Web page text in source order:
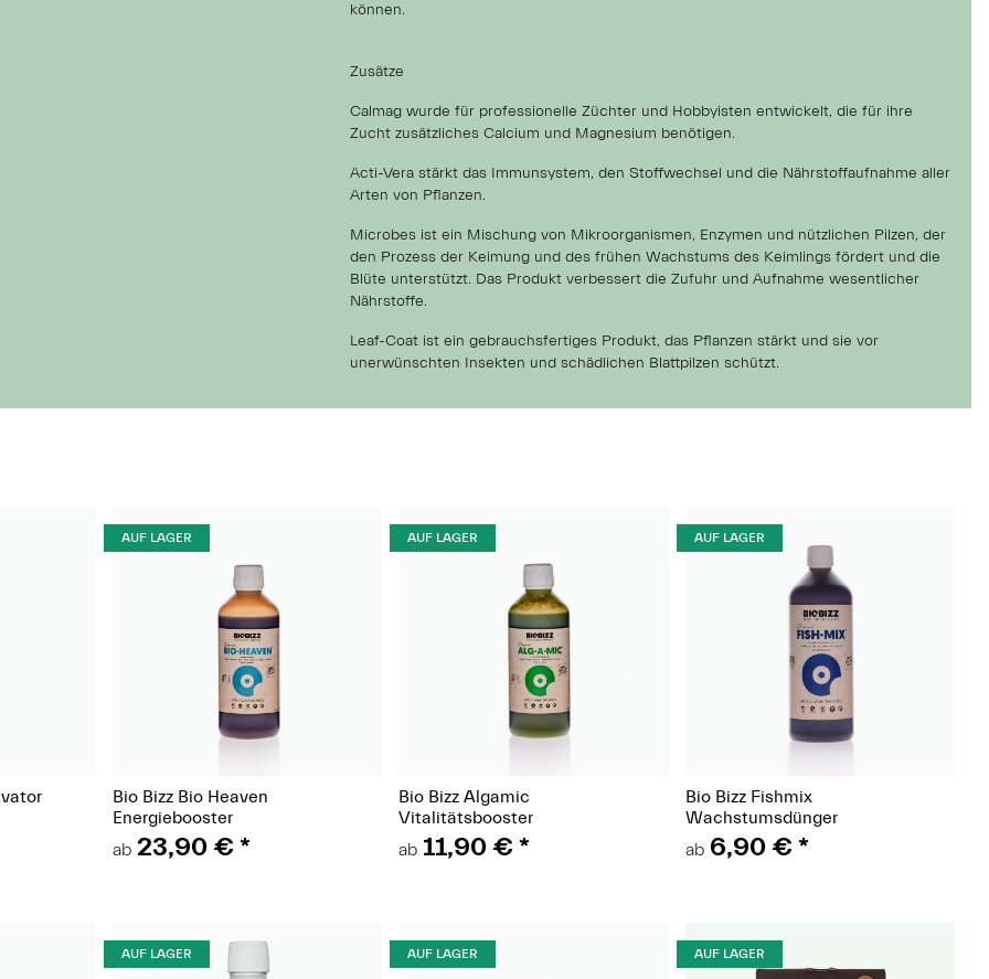
können.
Zusätze
Calmag wurde für professionelle Züchter und Hobbyisten entwickelt, die für ihre
Zucht zusätzliches Calcium und Magnesium benötigen.
Acti-Vera stärkt das Immunsystem, den Stoffwechsel und die Nährstoffaufnahme aller
Arten von Pflanzen.
Microbes ist ein Mischung von Mikroorganismen, Enzymen und nützlichen Pilzen, der
den Prozess der Keimung und des frühen Wachstums des Keimlings fördert und die
Blüte unterstützt. Das Produkt verbessert die Zufuhr und Aufnahme wesentlicher
Nährstoffe.
Leaf-Coat ist ein gebrauchsfertiges Produkt, das Pflanzen stärkt und sie vor
unerwünschten Insekten und schädlichen Blattpilzen schützt.
AUF LAGER
Bio Bizz Bio Heaven
Energiebooster
ab 23,90 €*
AUF LAGER
Bio Bizz Algamic
Vitalitätsbooster
ab 11,90 €*
AUF LAGER
Bio Bizz Fishmix
Wachstumsdünger
ab 6,90 €*
AUF LAGER AUF LAGER AUF LAGER